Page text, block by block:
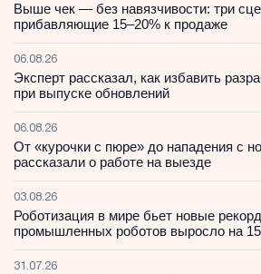
Выше чек — без навязчивости: три
прибавляющие 15–20% к продаже
06.08.26
Эксперт рассказал, как избавить
при выпуске обновлений
06.08.26
От «курочки с пюре» до нападения с
рассказали о работе на выезде
03.08.26
Роботизация в мире бьет новые
промышленных роботов выросло на
31.07.26